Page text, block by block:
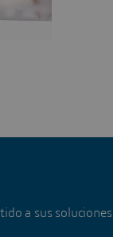
a sus soluciones